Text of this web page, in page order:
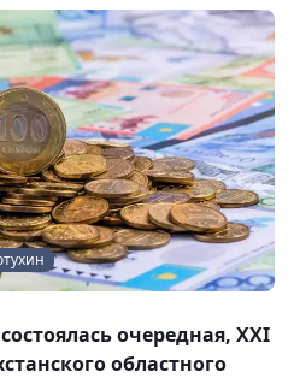
очередная, XXI
областного